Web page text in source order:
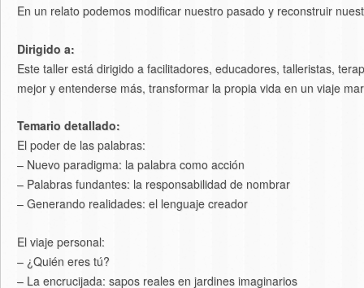
En un relato podemos modificar nuestro pasado y reconstruir
Dirigido a:
Este taller está dirigido a facilitadores, educadores, talleristas,
mejor y entenderse más, transformar la propia vida en un viaje
Temario detallado:
El poder de las palabras:
– Nuevo paradigma: la palabra como acción
– Palabras fundantes: la responsabilidad de nombrar
– Generando realidades: el lenguaje creador
El viaje personal:
– ¿Quién eres tú?
– La encrucijada: sapos reales en jardines imaginarios